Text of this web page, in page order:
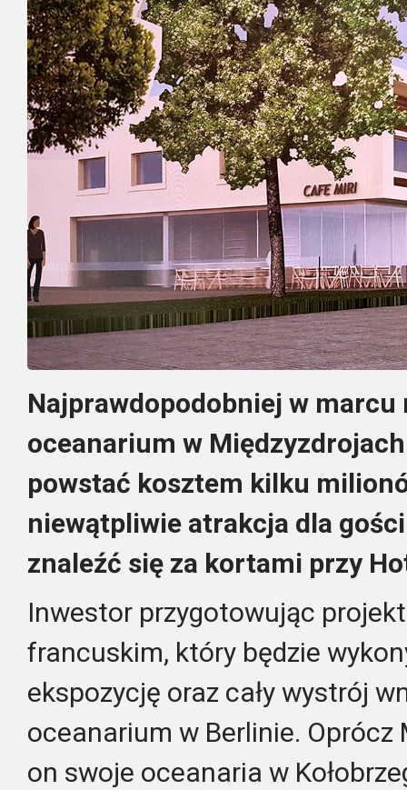
Najprawdopodobniej w marcu
oceanarium w
powstać kosztem kilku
niewątpliwie atrakcja dla
znaleźć się za kortami przy
Inwestor przygotowując
francuskim, który będzie
ekspozycję oraz cały wystrój
oceanarium w Berlinie. Oprócz
on swoje oceanaria w